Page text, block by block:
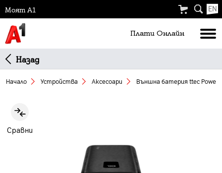
Моят А1 EN
Плати Oнлайн
Назад
Начало Устройства Аксесоари Външна батерия ttec Power
Сравни